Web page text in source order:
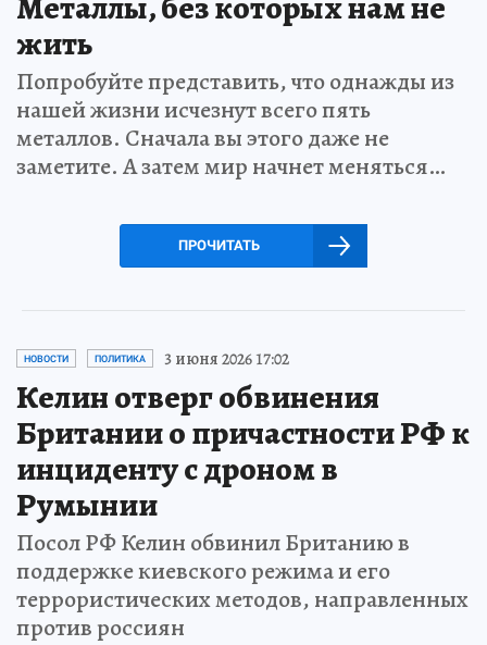
жить
Попробуйте представить, что однажды из
нашей жизни исчезнут всего пять
металлов. Сначала вы этого даже не
заметите. А затем мир начнет меняться…
ПРОЧИТАТЬ
НОВОСТИ ПОЛИТИКА 3 июня 2026 17:02
Келин отверг обвинения
Британии о причастности РФ к
инциденту с дроном в
Румынии
Посол РФ Келин обвинил Британию в
поддержке киевского режима и его
террористических методов, направленных
против россиян